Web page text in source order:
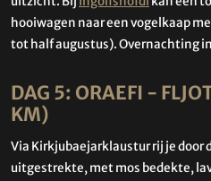
hooiwagen naar een vogelkaap
tot half augustus). Overnachting
DAG 5: ORAEFI -
KM)
Via Kirkjubaejarklaustur rij je door
uitgestrekte, met mos bedekte,